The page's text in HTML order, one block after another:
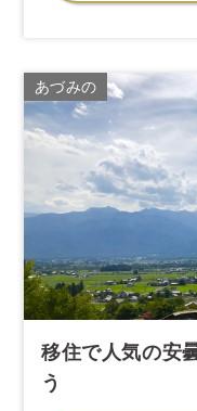
あづみの
移住で人気の安
う